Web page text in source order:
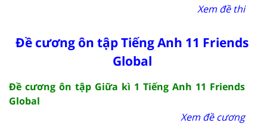
Xem đề thi
Đề cương ôn tập Tiếng Anh 11 Friends
Global
Đề cương ôn tập Giữa kì 1 Tiếng Anh 11 Friends
Global
Xem đề cương